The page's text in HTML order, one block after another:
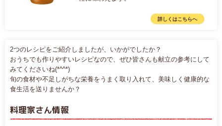
詳しくはこちらへ
2つのレシピをご紹介しましたが、いかがでしたか？
おうちでも作りやすいレシピなので、ぜひ皆さんも献立の参考にして
みてくださいね(*^^*)
旬の食材や不足しがちな栄養をうまく取り入れて、美味しく健康的な
食生活を送りませんか？
料理家さん情報